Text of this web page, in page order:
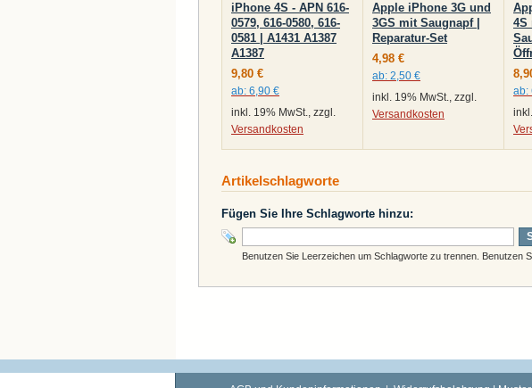
iPhone 4S - APN 616-
0579, 616-0580, 616-
0581 | A1431 A1387
A1387
9,80 €
ab: 6,90 €
inkl. 19% MwSt., zzgl.
Versandkosten
Apple iPhone 3G und
3GS mit Saugnapf |
Reparatur-Set
4,98 €
ab: 2,50 €
inkl. 19% MwSt., zzgl.
Versandkosten
4S
ab:
Artikelschlagworte
Fügen Sie Ihre Schlagworte hinzu:
Benutzen Sie Leerzeichen um Schlagworte zu trennen. Benutzen